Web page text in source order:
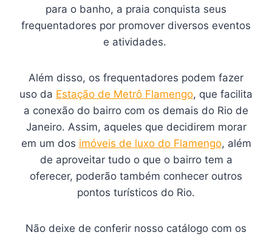
para o banho, a praia conquista seus
frequentadores por promover diversos eventos
e atividades.
Além disso, os frequentadores podem fazer
uso da Estação de Metrô Flamengo, que facilita
a conexão do bairro com os demais do Rio de
Janeiro. Assim, aqueles que decidirem morar
em um dos imóveis de luxo do Flamengo, além
de aproveitar tudo o que o bairro tem a
oferecer, poderão também conhecer outros
pontos turísticos do Rio.
Não deixe de conferir nosso catálogo com os